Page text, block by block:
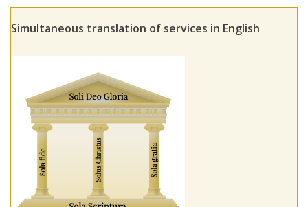
Simultaneous translation of services in English